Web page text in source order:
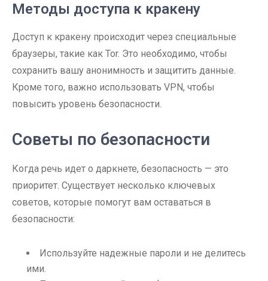
Методы доступа к кракену
Доступ к кракену происходит через специальные
браузеры, такие как Tor. Это необходимо, чтобы
сохранить вашу анонимность и защитить данные.
Кроме того, важно использовать VPN, чтобы
повысить уровень безопасности.
Советы по безопасности
Когда речь идет о даркнете, безопасность — это
приоритет. Существует несколько ключевых
советов, которые помогут вам оставаться в
безопасности:
Используйте надежные пароли и не делитесь
ими.